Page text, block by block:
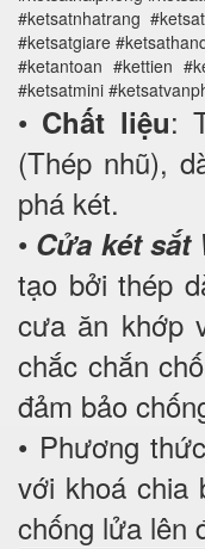
#ketsatnhatrang
#ketsatgiare
#ketantoan #kettien
#ketsatmini
• Chất liệu:
(Thép nhũ),
phá két.
• Cửa két sắt
tạo bởi thép
cưa ăn khớp
chắc chắn
đảm bảo
• Phương
với khoá chia
chống lửa lên